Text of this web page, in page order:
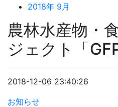
2018年 9月
農林水産物・
ジェクト「
2018-12-06 23:40:26
お知らせ